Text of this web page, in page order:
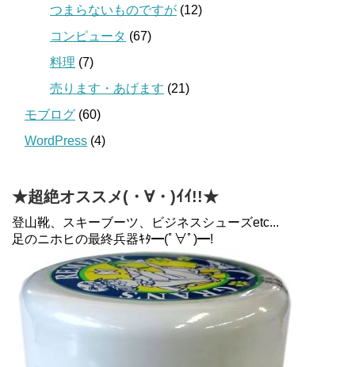
つまらないものですが (12)
コンピュータ (67)
料理 (7)
売ります・あげます (21)
モブログ (60)
WordPress (4)
★超絶オススメ(・∀・)ｲｲ!!★
登山靴、スキーブーツ、ビジネスシューズetc...
足のニホヒの最終兵器ｷﾀ━(ﾟ∀ﾟ)━!